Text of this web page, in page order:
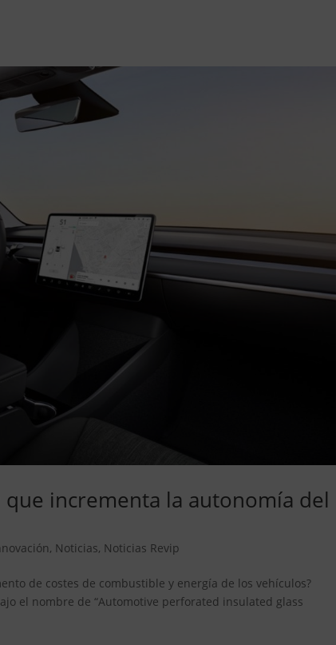
incrementa la autonomía del
, Noticias, Noticias Revip
de costes de combustible y energía de los vehículos?
el nombre de “Automotive perforated insulated glass